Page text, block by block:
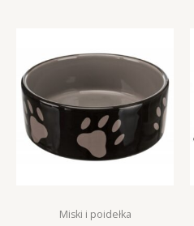
Miski i poidełka